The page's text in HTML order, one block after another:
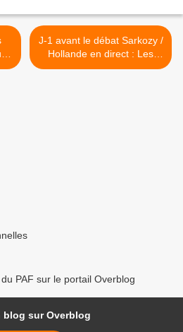
J-1 avant le débat Sarkozy /
Hollande en direct : Les
photos du plateau >
PAF sur le portail Overblog
blog sur Overblog